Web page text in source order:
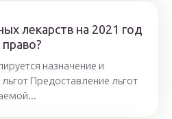
лекарств на 2021 год
назначение и
Предоставление льгот